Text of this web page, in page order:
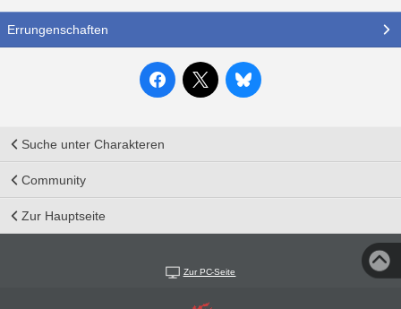
Errungenschaften
Suche unter Charakteren
Community
Zur Hauptseite
Zur PC-Seite